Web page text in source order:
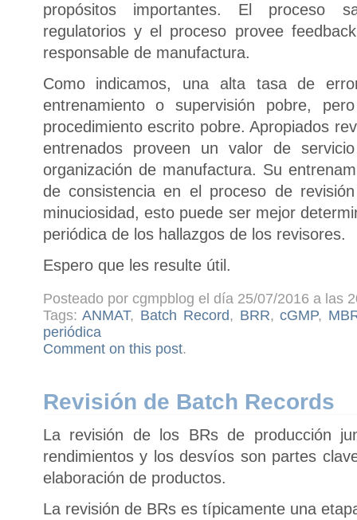
propósitos importantes. El proceso
regulatorios y el proceso provee
responsable de manufactura.
Como indicamos, una alta tasa de
entrenamiento o supervisión pobre,
procedimiento escrito pobre. Apropiados
entrenados proveen un valor de
organización de manufactura. Su
de consistencia en el proceso de
minuciosidad, esto puede ser mejor
periódica de los hallazgos de los revisores.
Espero que les resulte útil.
Posteado por cgmpblog el día 25/07/2016 a las
Tags:ANMAT, Batch Record, BRR,cGMP,
periódica
Comment on this post.
Revisión de Batch Records
La revisión de los BRs de producción
rendimientos y los desvíos son partes
elaboración de productos.
La revisión de BRs es típicamente una